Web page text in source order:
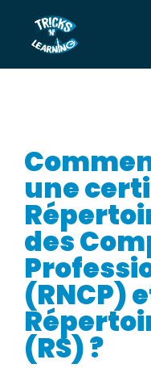
une
des
(RNCP)
(RS) ?